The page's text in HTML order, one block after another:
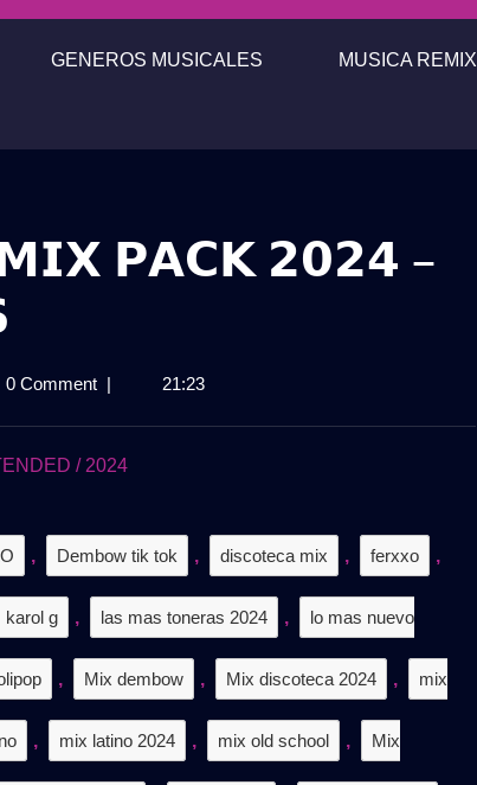
GENEROS MUSICALES MUSICA REMIX
𝗣𝗔𝗖𝗞 𝟮𝟬𝟮𝟰 –
0 Comment | 21:23
/ 2024
, Dembow tik tok , discoteca mix , ferxxo ,
karol g , las mas toneras 2024 , lo mas nuevo
, Mix dembow , Mix discoteca 2024 , mix
, mix latino 2024 , mix old school , Mix